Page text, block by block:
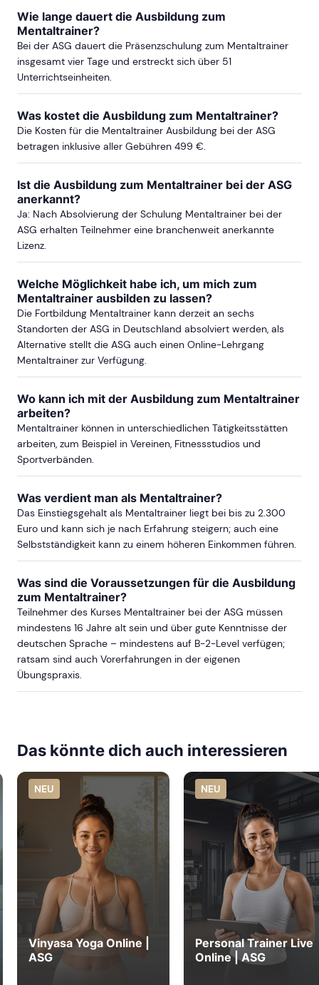
Wie lange dauert die Ausbildung zum
Mentaltrainer?
Bei der ASG dauert die Präsenzschulung zum Mentaltrainer
insgesamt vier Tage und erstreckt sich über 51
Unterrichtseinheiten.
Was kostet die Ausbildung zum Mentaltrainer?
Die Kosten für die Mentaltrainer Ausbildung bei der ASG
betragen inklusive aller Gebühren 499 €.
Ist die Ausbildung zum Mentaltrainer bei der ASG
anerkannt?
Ja: Nach Absolvierung der Schulung Mentaltrainer bei der
ASG erhalten Teilnehmer eine branchenweit anerkannte
Lizenz.
Welche Möglichkeit habe ich, um mich zum
Mentaltrainer ausbilden zu lassen?
Die Fortbildung Mentaltrainer kann derzeit an sechs
Standorten der ASG in Deutschland absolviert werden, als
Alternative stellt die ASG auch einen Online-Lehrgang
Mentaltrainer zur Verfügung.
Wo kann ich mit der Ausbildung zum Mentaltrainer
arbeiten?
Mentaltrainer können in unterschiedlichen Tätigkeitsstätten
arbeiten, zum Beispiel in Vereinen, Fitnessstudios und
Sportverbänden.
Was verdient man als Mentaltrainer?
Das Einstiegsgehalt als Mentaltrainer liegt bei bis zu 2.300
Euro und kann sich je nach Erfahrung steigern; auch eine
Selbstständigkeit kann zu einem höheren Einkommen führen.
Was sind die Voraussetzungen für die Ausbildung
zum Mentaltrainer?
Teilnehmer des Kurses Mentaltrainer bei der ASG müssen
mindestens 16 Jahre alt sein und über gute Kenntnisse der
deutschen Sprache – mindestens auf B-2-Level verfügen;
ratsam sind auch Vorerfahrungen in der eigenen
Übungspraxis.
Das könnte dich auch interessieren
NEU
Vinyasa Yoga Online |
ASG
NEU
Personal Trainer Live
Online | ASG